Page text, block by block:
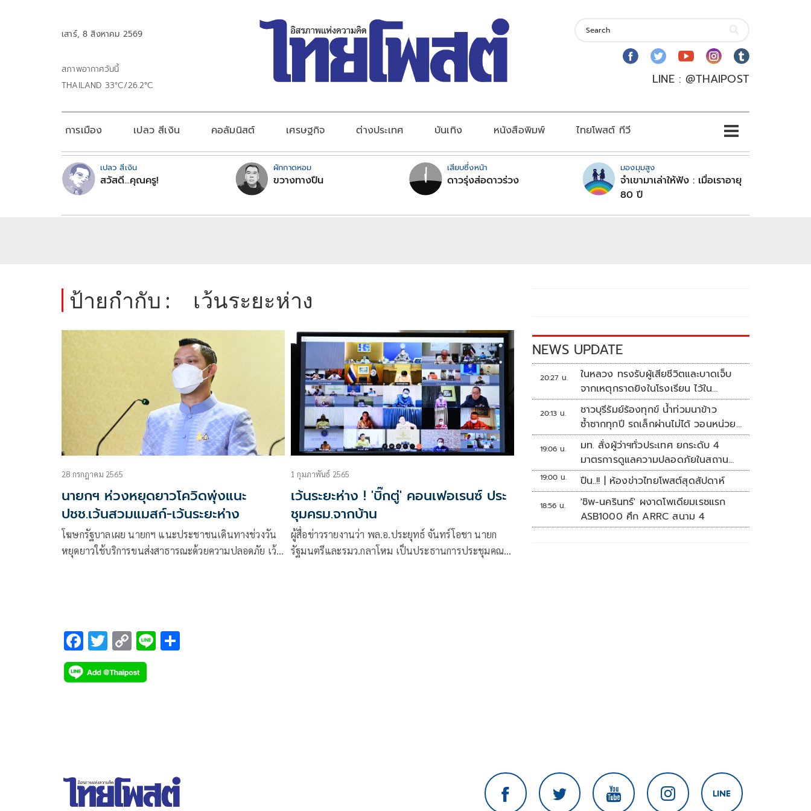
เสาร์, 8 สิงหาคม 2569
สภาพอากาศวันนี้
THAILAND 33°C/26.2°C
LINE : @THAIPOST
การเมือง เปลว สีเงิน คอลัมนิสต์ เศรษฐกิจ ต่างประเทศ บันเทิง หนังสือพิมพ์ ไทยโพสต์ ทีวี
เปลว สีเงิน
สวัสดี...คุณครู!
ผักกาดหอม
ขวางทางปืน
เสียบซึ่งหน้า
ดาวรุ่งส่อดาวร่วง
มองมุมสูง
จำเขามาเล่าให้ฟัง : เมื่อเราอายุ
80 ปี
ป้ายกำกับ : เว้นระยะห่าง
28 กรกฎาคม 2565
นายกฯ ห่วงหยุดยาวโควิดพุ่งแนะ
ปชช.เว้นสวมแมสก์-เว้นระยะห่าง
โฆษกรัฐบาลเผย นายกฯ แนะประชาชนเดินทางช่วงวัน
หยุดยาวใช้บริการขนส่งสาธารณะด้วยความปลอดภัย เว้น
1 กุมภาพันธ์ 2565
เว้นระยะห่าง ! 'บิ๊กตู่' คอนเฟอเรนซ์ ประ
ชุมครม.จากบ้าน
ผู้สื่อข่าวรายงานว่า พล.อ.ประยุทธ์ จันทร์โอชา นายก
รัฐมนตรีและรมว.กลาโหม เป็นประธานการประชุมคณะ
F
ac
e
T
wi
tt
C
o
p
Li
NEWS UPDATE
20:27 น.
ในหลวง ทรงรับผู้เสียชีวิตและบาดเจ็บ
จากเหตุกราดยิงในโรงเรียน ไว้ใน
พระบรมราชานุเคราะห์
20:13 น.
ชาวบุรีรัมย์ร้องทุกข์ น้ำท่วมนาข้าว
ซ้ำซากทุกปี รถเล็กผ่านไม่ได้ วอนหน่วย
งานเร่งแก้ไข
19:06 น.
มท. สั่งผู้ว่าฯทั่วประเทศ ยกระดับ 4
มาตรการดูแลความปลอดภัยในสถาน
ศึกษา
19:00 น. ปืน..!! | ห้องข่าวไทยโพสต์สุดสัปดาห์
18:56 น.
'ชิพ-นครินทร์' ผงาดโพเดียมเรซแรก
ASB1000 ศึก ARRC สนาม 4